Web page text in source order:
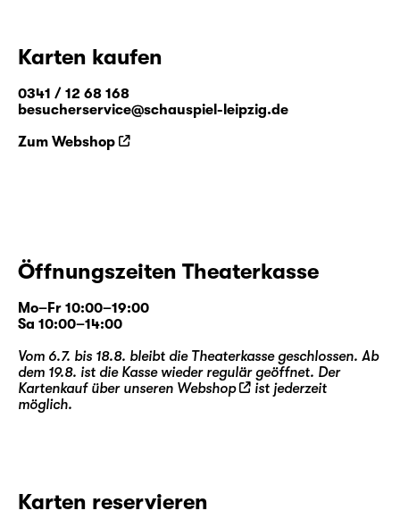
Karten kaufen
0341 / 12 68 168
besucherservice@schauspiel-leipzig.de
Zum Webshop
Öffnungszeiten Theaterkasse
Mo–Fr 10:00–19:00
Sa 10:00–14:00
Vom 6.7. bis 18.8. bleibt die Theaterkasse geschlossen. Ab
dem 19.8. ist die Kasse wieder regulär geöffnet. Der
Kartenkauf über unseren Webshop
ist jederzeit
möglich.
Karten reservieren